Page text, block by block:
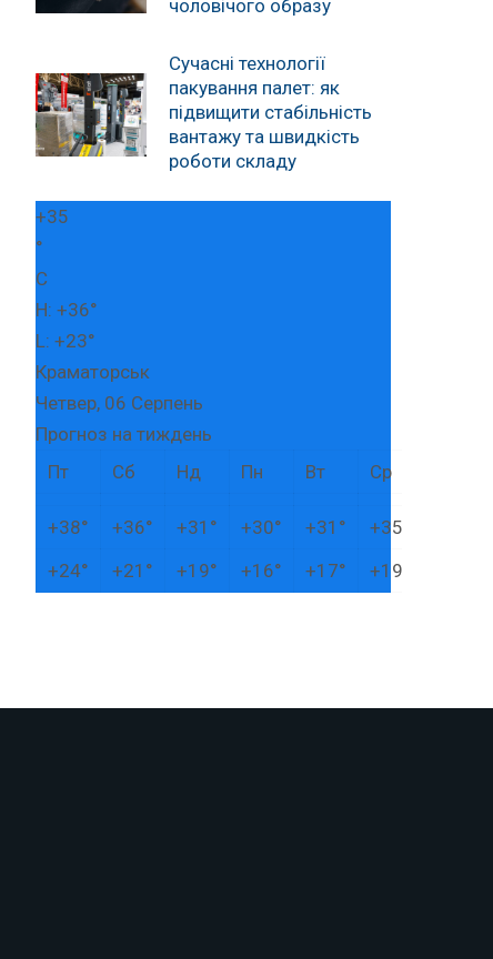
чоловічого образу
Сучасні технології
пакування палет: як
підвищити стабільність
вантажу та швидкість
роботи складу
+35
°
C
H: +36°
L: +23°
Краматорськ
Четвер, 06 Серпень
Прогноз на тиждень
Пт
Сб Нд Пн Вт Ср
+38° +36° +31° +30° +31° +35°
+24° +21° +19° +16° +17° +19°